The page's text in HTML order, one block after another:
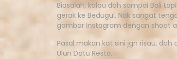
Biasalah, kalau dah sampai Bali
gerak ke Bedugul. Nak sangat
gambar Instagram dengan shoot
Pasal makan kat sini jgn risau,
Ulun Datu Resto.